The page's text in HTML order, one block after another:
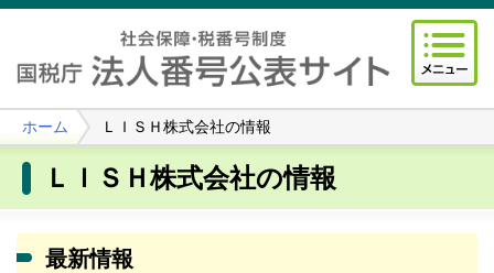
ホーム ＬＩＳＨ株式会社の情報
ＬＩＳＨ株式会社の情報
最新情報